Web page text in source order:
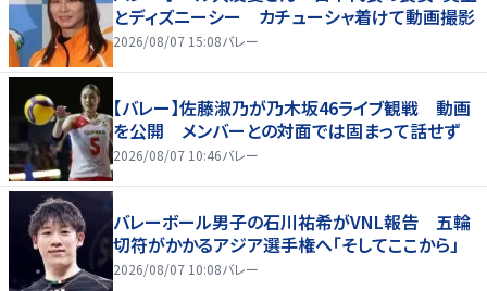
とディズニーシー カチューシャ着けて動画撮影
2026/08/07 15:08バレー
【バレー】佐藤淑乃が乃木坂46ライブ観戦 動画
を公開 メンバーとの対面では固まって話せず
2026/08/07 10:46バレー
バレーボール男子の石川祐希がVNL報告 五輪
切符がかかるアジア選手権へ「そしてここから」
2026/08/07 10:08バレー